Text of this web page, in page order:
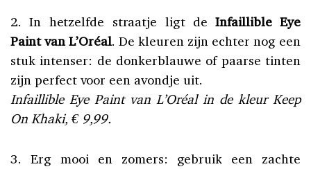
2. In hetzelfde straatje ligt deInfaillible Eye
Paint van L’Oréal. De kleuren zijn echter nog een
stuk intenser: de donkerblauwe of paarse tinten
zijn perfect voor een avondje uit.
Infaillible Eye Paint van L’Oréal in de kleur Keep
On Khaki, € 9,99.
3. Erg mooi en zomers: gebruik een zachte